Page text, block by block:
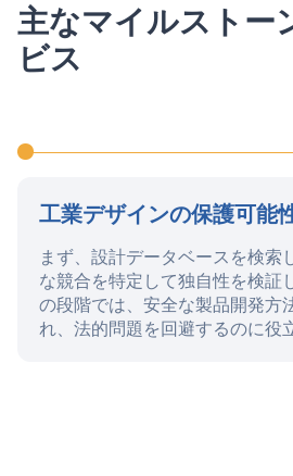
主なマイルストー
ビス
工業デザインの保護可能
まず、設計データベースを検索
な競合を特定して独自性を検証
の段階では、安全な製品開発方
れ、法的問題を回避するのに役